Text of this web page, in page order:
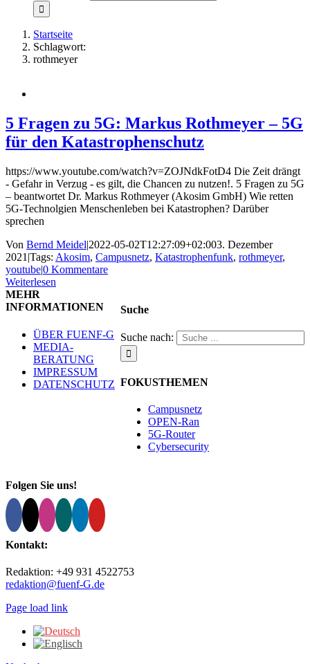
Startseite
Schlagwort:
rothmeyer
5 Fragen zu 5G: Markus Rothmeyer – 5G
für den Katastrophenschutz
https://www.youtube.com/watch?v=ZOJNdkFotD4 Die Zeit drängt
- Gefahr in Verzug - es gilt, die Chancen zu nutzen!. 5 Fragen zu 5G
– beantwortet Dr. Markus Rothmeyer (Akosim GmbH) Wie retten
5G-Technolgien Menschenleben bei Katastrophen? Darüber
sprechen
Von Bernd Meidel|2022-05-02T12:27:09+02:003. Dezember
2021 |Tags: Akosim, Campusnetz, Katastrophenfunk, rothmeyer,
youtube|0 Kommentare
Weiterlesen
Suche
Suche nach:
FOKUSTHEMEN
Campusnetz
OPEN-Ran
5G-Router
Cybersecurity
MEHR
INFORMATIONEN
ÜBER FUENF-G
MEDIA-
BERATUNG
IMPRESSUM
DATENSCHUTZ
Folgen Sie uns!
Kontakt:
Redaktion: +49 931 4522753
redaktion@fuenf-G.de
Page load link